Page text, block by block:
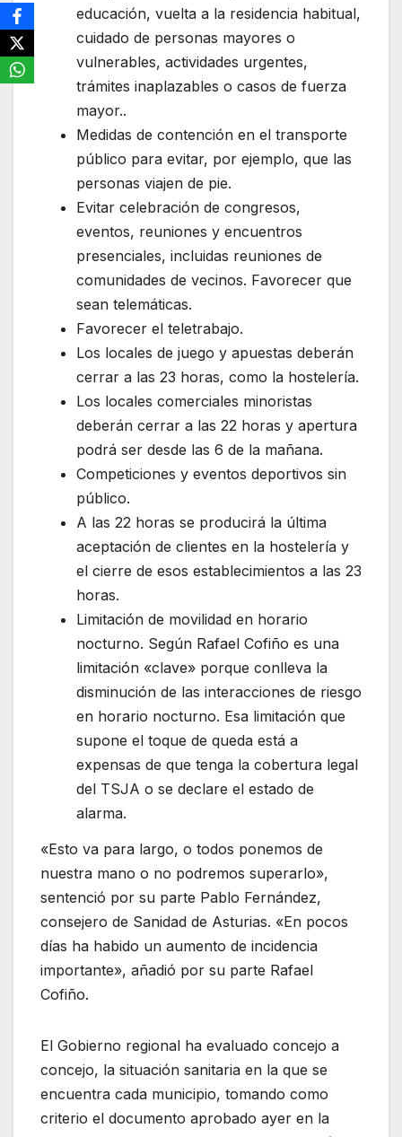
educación, vuelta a la residencia habitual,
cuidado de personas mayores o
vulnerables, actividades urgentes,
trámites inaplazables o casos de fuerza
mayor..
Medidas de contención en el transporte
público para evitar, por ejemplo, que las
personas viajen de pie.
Evitar celebración de congresos,
eventos, reuniones y encuentros
presenciales, incluidas reuniones de
comunidades de vecinos. Favorecer que
sean telemáticas.
Favorecer el teletrabajo.
Los locales de juego y apuestas deberán
cerrar a las 23 horas, como la hostelería.
Los locales comerciales minoristas
deberán cerrar a las 22 horas y apertura
podrá ser desde las 6 de la mañana.
Competiciones y eventos deportivos sin
público.
A las 22 horas se producirá la última
aceptación de clientes en la hostelería y
el cierre de esos establecimientos a las 23
horas.
Limitación de movilidad en horario
nocturno. Según Rafael Cofiño es una
limitación «clave» porque conlleva la
disminución de las interacciones de riesgo
en horario nocturno. Esa limitación que
supone el toque de queda está a
expensas de que tenga la cobertura legal
del TSJA o se declare el estado de
alarma.
«Esto va para largo, o todos ponemos de
nuestra mano o no podremos superarlo»,
sentenció por su parte Pablo Fernández,
consejero de Sanidad de Asturias. «En pocos
días ha habido un aumento de incidencia
importante», añadió por su parte Rafael
Cofiño.
El Gobierno regional ha evaluado concejo a
concejo, la situación sanitaria en la que se
encuentra cada municipio, tomando como
criterio el documento aprobado ayer en la